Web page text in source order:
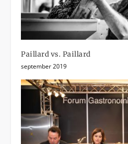
Paillard vs. Paillard
september 2019